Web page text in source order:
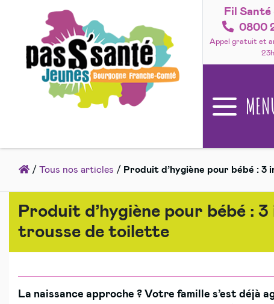
Fil Santé
0800
Appel gratuit et
23h
Accueil
/ Tous nos articles / Produit d’hygiène pour bébé :
Produit d’hygiène pour bébé :
trousse de toilette
La naissance approche ? Votre famille s’est déjà